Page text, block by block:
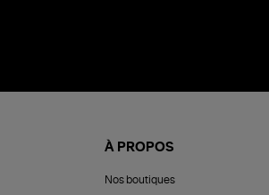
À PROPOS
Nos boutiques